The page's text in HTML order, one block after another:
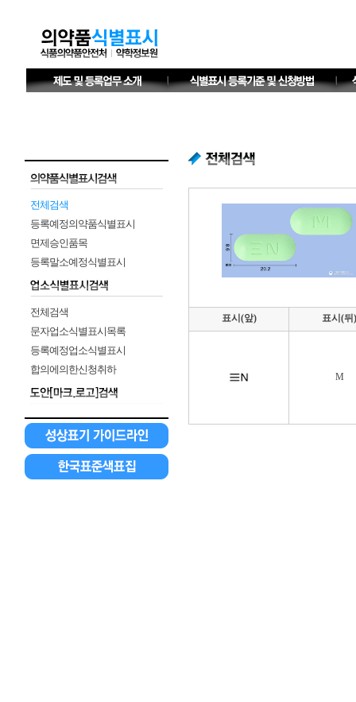
전체검색
등록예정의약품식별표시
면제승인품목
등록말소예정식별표시
전체검색
문자업소식별표시목록
등록예정업소식별표시
합의에의한신청취하
표시(앞) 표시(뒤)
M